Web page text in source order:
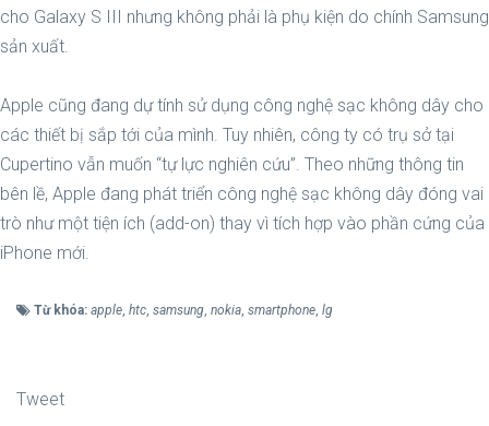
cho Galaxy S III nhưng không phải là phụ kiện do chính Samsung
sản xuất.
Apple cũng đang dự tính sử dụng công nghệ sạc không dây cho
các thiết bị sắp tới của mình. Tuy nhiên, công ty có trụ sở tại
Cupertino vẫn muốn “tự lực nghiên cứu”. Theo những thông tin
bên lề, Apple đang phát triển công nghệ sạc không dây đóng vai
trò như một tiện ích (add-on) thay vì tích hợp vào phần cứng của
iPhone mới.
Từ khóa: apple, htc, samsung, nokia, smartphone, lg
Tweet